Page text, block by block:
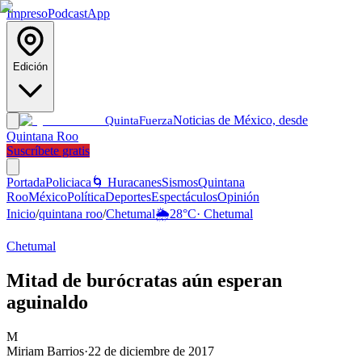
ImpresoPodcastApp
Edición
QuintaFuerzaNoticias de México, desde
Quintana Roo
Suscríbete gratis
PortadaPoliciaca 🌀 HuracanesSismosQuintana
RooMéxicoPolíticaDeportesEspectáculosOpinión
Inicio/quintana roo/Chetumal🌦️28°C· Chetumal
Chetumal
Mitad de burócratas aún esperan
aguinaldo
M
Miriam Barrios·22 de diciembre de 2017